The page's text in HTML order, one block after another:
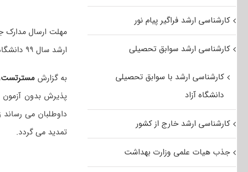
مهلت ارسال مدارک
ارشد سال ۹۹ دانشگاه هنر اصفهان تا اخر اردیبهشت تمدید شد.
به گزارش مسترتست
تمدید می گردد.
کارشناسی ارشد فراگیر پیام نور
کارشناسی ارشد سوابق تحصیلی
کارشناسی ارشد با سوابق تحصیلی
دانشگاه آزاد
کارشناسی ارشد خارج از کشور
جذب هیات علمی وزارت بهداشت